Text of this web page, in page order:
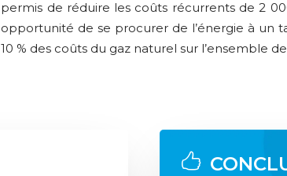
permis de réduire les coûts récurrents de 2
opportunité de se procurer de l’énergie à un
10 % des coûts du gaz naturel sur l’ensemble